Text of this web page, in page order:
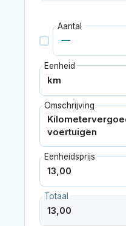
Aantal
Eenheid
Omschrijving
Eenheidsprijs
Totaal